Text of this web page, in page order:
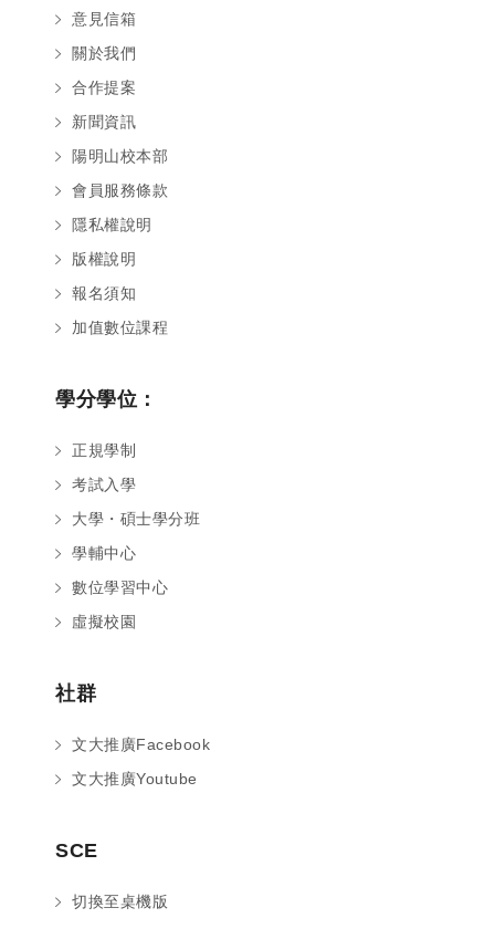
意見信箱
關於我們
合作提案
新聞資訊
陽明山校本部
會員服務條款
隱私權說明
版權說明
報名須知
加值數位課程
學分學位：
正規學制
考試入學
大學・碩士學分班
學輔中心
數位學習中心
虛擬校園
社群
文大推廣Facebook
文大推廣Youtube
SCE
切換至桌機版